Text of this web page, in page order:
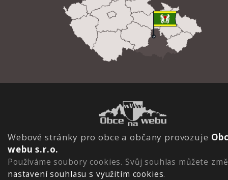
Webové stránky pro obce a občany provozuje
webu s.r.o.
Používáme soubory cookies. Svůj souhlas můžete
nastavení souhlasu s využitím cookies.